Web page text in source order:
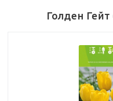
Голден